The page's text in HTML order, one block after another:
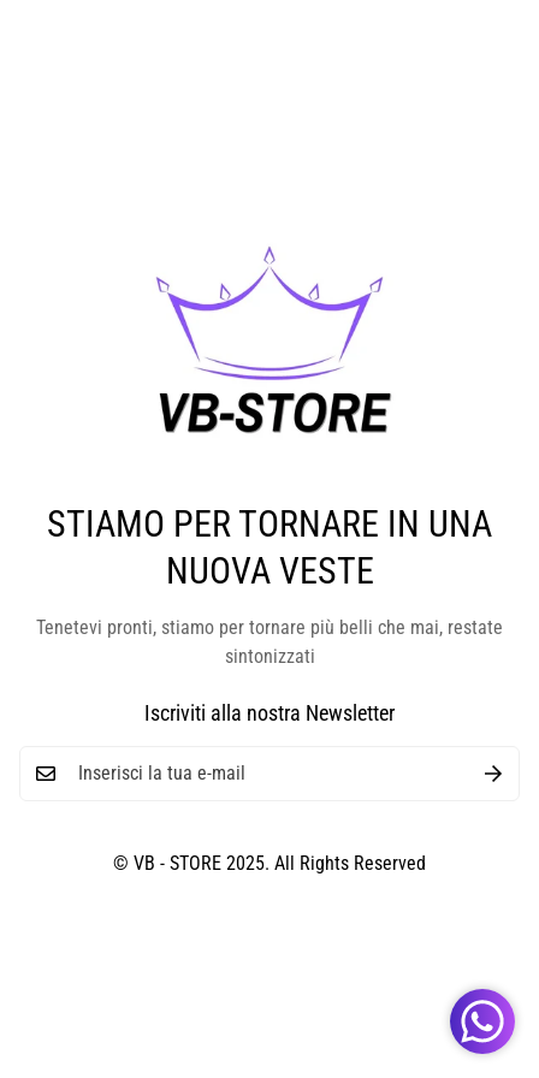
STIAMO PER TORNARE IN UNA
NUOVA VESTE
Tenetevi pronti, stiamo per tornare più belli che mai, restate
sintonizzati
Iscriviti alla nostra Newsletter
© VB - STORE 2025. All Rights Reserved